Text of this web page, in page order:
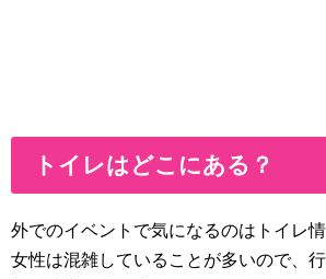
トイレはどこにある？
外でのイベントで気になるのはトイレ
女性は混雑していることが多いので、